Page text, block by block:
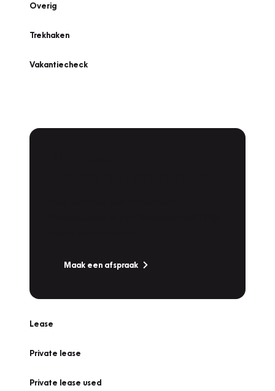
Overig
Trekhaken
Vakantiecheck
Maak een afspraak
Lease
Private lease
Private lease used